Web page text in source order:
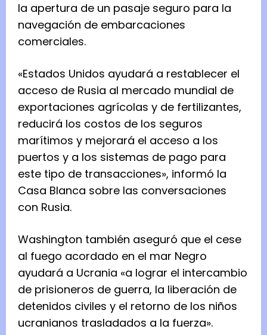
la apertura de un pasaje seguro para la
navegación de embarcaciones
comerciales.
«Estados Unidos ayudará a restablecer el
acceso de Rusia al mercado mundial de
exportaciones agrícolas y de fertilizantes,
reducirá los costos de los seguros
marítimos y mejorará el acceso a los
puertos y a los sistemas de pago para
este tipo de transacciones», informó la
Casa Blanca sobre las conversaciones
con Rusia.
Washington también aseguró que el cese
al fuego acordado en el mar Negro
ayudará a Ucrania «a lograr el intercambio
de prisioneros de guerra, la liberación de
detenidos civiles y el retorno de los niños
ucranianos trasladados a la fuerza».